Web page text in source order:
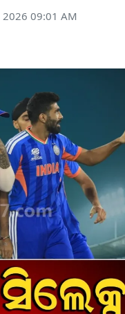
09:01 AM